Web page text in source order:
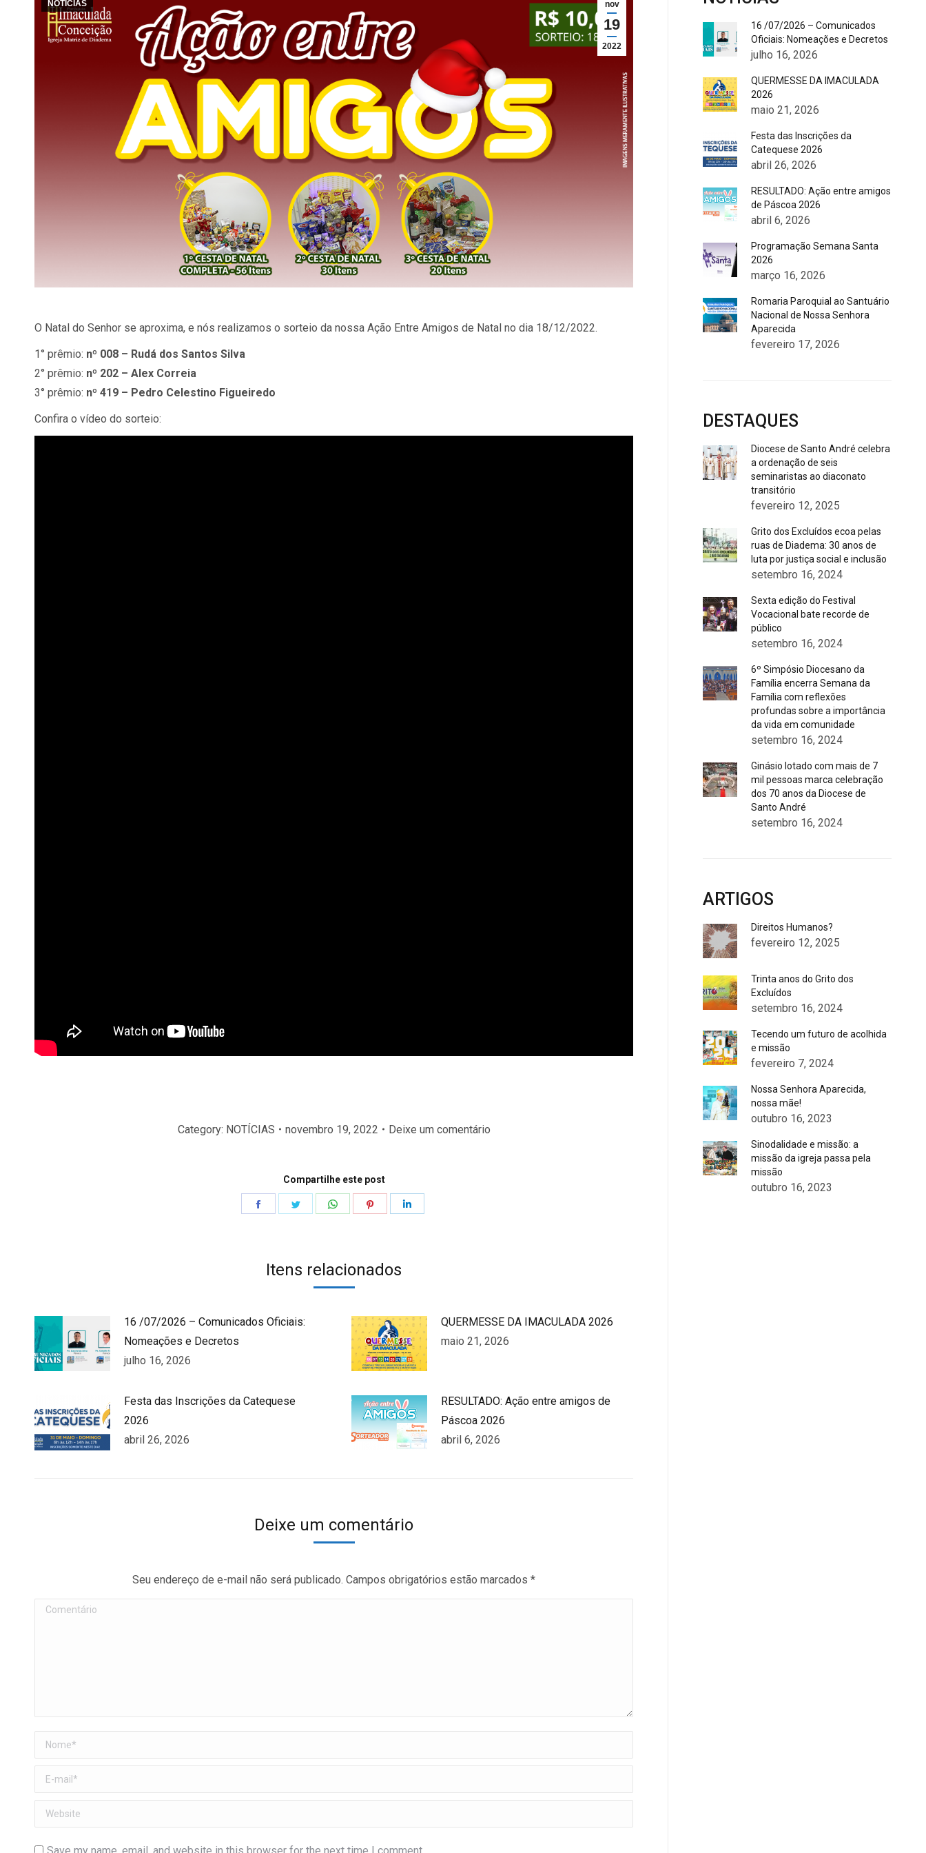
nov
19
2022
NOTÍCIAS
O Natal do Senhor se aproxima, e nós realizamos o sorteio da nossa Ação Entre Amigos de Natal no dia 18/12/2022.
1° prêmio: nº 008 – Rudá dos Santos Silva
2° prêmio: nº 202 – Alex Correia
3° prêmio: nº 419 – Pedro Celestino Figueiredo
Confira o vídeo do sorteio:
Category: NOTÍCIAS novembro 19, 2022 Deixe um comentário
Compartilhe este post
Share
Share
Itens relacionados
16 /07/2026 – Comunicados Oficiais:
Nomeações e Decretos
julho 16, 2026
QUERMESSE DA IMACULADA 2026
maio 21, 2026
Festa das Inscrições da Catequese
2026
abril 26, 2026
RESULTADO: Ação entre amigos de
Páscoa 2026
abril 6, 2026
Deixe um comentário
Seu endereço de e-mail não será publicado. Campos obrigatórios estão marcados *
Comentário
Nome *
E-mail *
Website
Save my name, email, and website in this browser for the next time I comment.
16 /07/2026 – Comunicados
Oficiais: Nomeações e Decretos
julho 16, 2026
QUERMESSE DA IMACULADA
2026
maio 21, 2026
Festa das Inscrições da
Catequese 2026
abril 26, 2026
RESULTADO: Ação entre amigos
de Páscoa 2026
abril 6, 2026
Programação Semana Santa
2026
março 16, 2026
Romaria Paroquial ao Santuário
Nacional de Nossa Senhora
Aparecida
fevereiro 17, 2026
DESTAQUES
Diocese de Santo André celebra
a ordenação de seis
seminaristas ao diaconato
transitório
fevereiro 12, 2025
Grito dos Excluídos ecoa pelas
ruas de Diadema: 30 anos de
luta por justiça social e inclusão
setembro 16, 2024
Sexta edição do Festival
Vocacional bate recorde de
público
setembro 16, 2024
6º Simpósio Diocesano da
Família encerra Semana da
Família com reflexões
profundas sobre a importância
da vida em comunidade
setembro 16, 2024
Ginásio lotado com mais de 7
mil pessoas marca celebração
dos 70 anos da Diocese de
Santo André
setembro 16, 2024
ARTIGOS
Direitos Humanos?
fevereiro 12, 2025
Trinta anos do Grito dos
Excluídos
setembro 16, 2024
Tecendo um futuro de acolhida
e missão
fevereiro 7, 2024
Nossa Senhora Aparecida,
nossa mãe!
outubro 16, 2023
Sinodalidade e missão: a
missão da igreja passa pela
missão
outubro 16, 2023